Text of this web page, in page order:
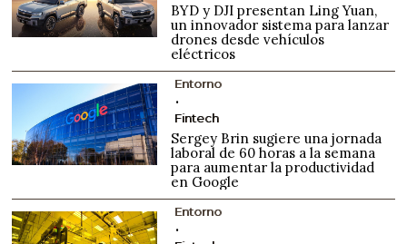
BYD y DJI presentan Ling Yuan,
un innovador sistema para lanzar
drones desde vehículos
eléctricos
Entorno
Fintech
Sergey Brin sugiere una jornada
laboral de 60 horas a la semana
para aumentar la productividad
en Google
Entorno